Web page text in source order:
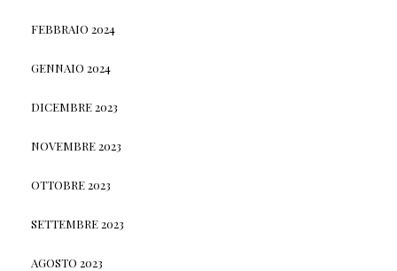
FEBBRAIO 2024
GENNAIO 2024
DICEMBRE 2023
NOVEMBRE 2023
OTTOBRE 2023
SETTEMBRE 2023
AGOSTO 2023